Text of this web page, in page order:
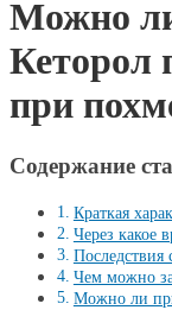
Можно
Кеторол
при
Содержание
Краткая
Через какое
Последствия
Чем можно
Можно ли